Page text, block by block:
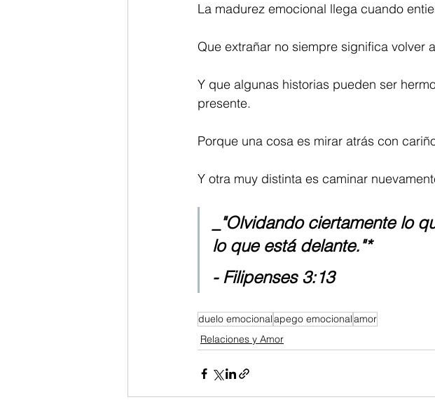
La madurez emocional llega cuando
Que extrañar no siempre significa volver
Y que algunas historias pueden ser
presente.
Porque una cosa es mirar atrás con
Y otra muy distinta es caminar
_"Olvidando ciertamente lo
lo que está delante."*
- Filipenses 3:13
duelo emocionalapego emocionalamor
Relaciones y Amor